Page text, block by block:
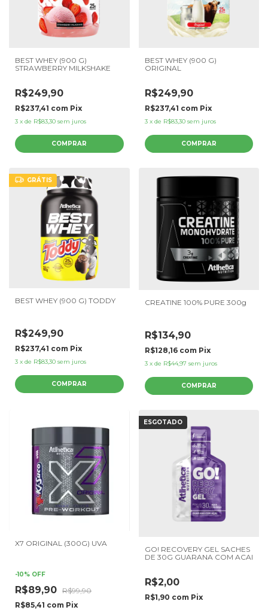
BEST WHEY (900 G)
STRAWBERRY MILKSHAKE
R$249,90
R$237,41 com Pix
3 x de R$83,30 sem juros
BEST WHEY (900 G)
ORIGINAL
R$249,90
R$237,41 com Pix
3 x de R$83,30 sem juros
GRÁTIS
BEST WHEY (900 G) TODDY
R$249,90
R$237,41 com Pix
3 x de R$83,30 sem juros
CREATINE 100% PURE 300g
R$134,90
R$128,16 com Pix
3 x de R$44,97 sem juros
X7 ORIGINAL (300G) UVA
-10% OFF
R$89,90 R$99,90
R$85,41 com Pix
ESGOTADO
GO! RECOVERY GEL SACHES
DE 30G GUARANA COM ACAI
R$2,00
R$1,90 com Pix